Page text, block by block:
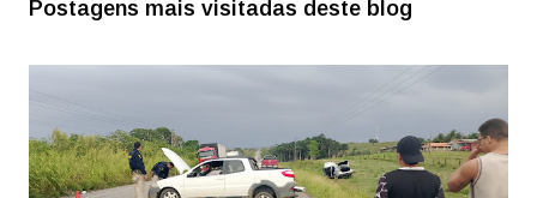
Postagens mais visitadas deste blog